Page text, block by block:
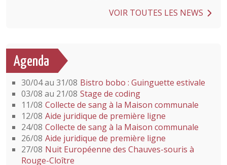
VOIR TOUTES LES NEWS
Agenda
30/04 au 31/08 Bistro bobo : Guinguette estivale
03/08 au 21/08 Stage de coding
11/08 Collecte de sang à la Maison communale
12/08 Aide juridique de première ligne
24/08 Collecte de sang à la Maison communale
26/08 Aide juridique de première ligne
27/08 Nuit Européenne des Chauves-souris à
Rouge-Cloître